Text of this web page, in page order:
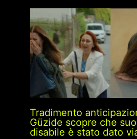
Tradimento
Güzide scopre che
disabile è stato dato